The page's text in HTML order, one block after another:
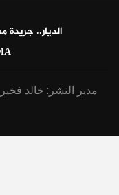
الديار..
مدير النشر: خالد